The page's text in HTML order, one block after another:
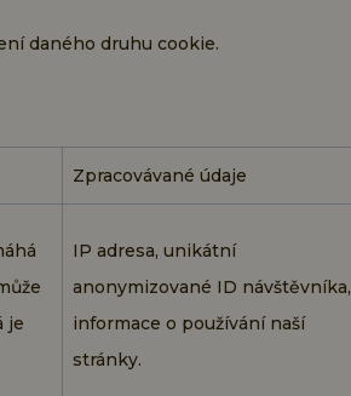
daného druhu cookie.
Zpracovávané údaje
je
IP adresa, unikátní
anonymizované ID návštěvníka,
informace o používání naší
stránky.